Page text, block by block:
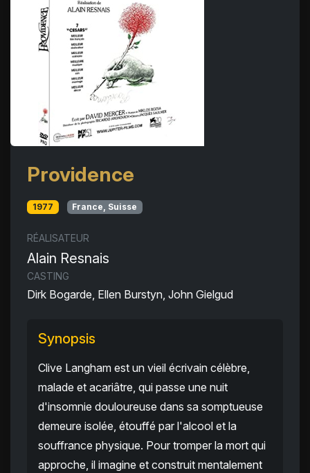
Providence
1977 France, Suisse
RÉALISATEUR
Alain Resnais
CASTING
Dirk Bogarde, Ellen Burstyn, John Gielgud
Synopsis
Clive Langham est un vieil écrivain célèbre,
malade et acariâtre, qui passe une nuit
d'insomnie douloureuse dans sa somptueuse
demeure isolée, étouffé par l'alcool et la
souffrance physique. Pour tromper la mort qui
approche, il imagine et construit mentalement